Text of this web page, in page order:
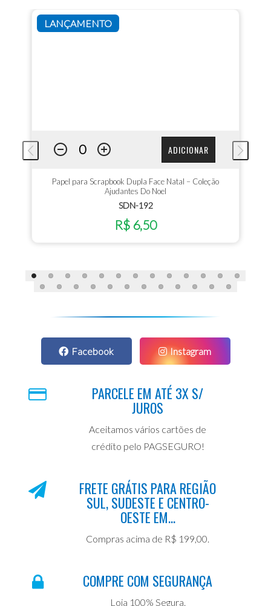
LANÇAMENTO
ADICIONAR
Papel para Scrapbook Dupla Face Natal – Coleção
Ajudantes Do Noel
SDN-192
R$ 6,50
Facebook Instagram
PARCELE EM ATÉ 3X S/
JUROS
Aceitamos vários cartões de
crédito pelo PAGSEGURO!
FRETE GRÁTIS PARA REGIÃO
SUL, SUDESTE E CENTRO-
OESTE EM...
Compras acima de R$ 199,00.
COMPRE COM SEGURANÇA
Loja 100% Segura.